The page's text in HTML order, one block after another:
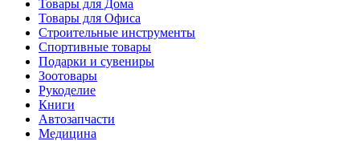
Товары для Дома
Товары для Офиса
Строительные инструменты
Спортивные товары
Подарки и сувениры
Зоотовары
Рукоделие
Книги
Автозапчасти
Медицина